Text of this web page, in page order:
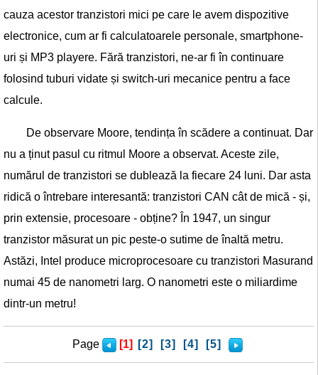
cauza acestor tranzistori mici pe care le avem dispozitive
electronice, cum ar fi calculatoarele personale, smartphone-
uri și MP3 playere. Fără tranzistori, ne-ar fi în continuare
folosind tuburi vidate și switch-uri mecanice pentru a face
calcule.
De observare Moore, tendința în scădere a continuat. Dar
nu a ținut pasul cu ritmul Moore a observat. Aceste zile,
numărul de tranzistori se dublează la fiecare 24 luni. Dar asta
ridică o întrebare interesantă: tranzistori CAN cât de mică - și,
prin extensie, procesoare - obține? În 1947, un singur
tranzistor măsurat un pic peste-o sutime de înaltă metru.
Astăzi, Intel produce microprocesoare cu tranzistori Masurand
numai 45 de nanometri larg. O nanometri este o miliardime
dintr-un metru!
Page [1] [2] [3] [4] [5]